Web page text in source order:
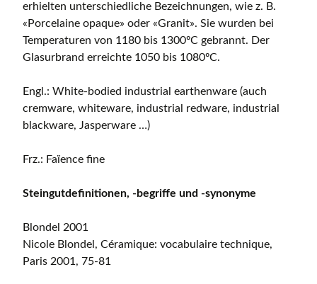
erhielten unterschiedliche Bezeichnungen, wie z. B.
«Porcelaine opaque» oder «Granit». Sie wurden bei
Temperaturen von 1180 bis 1300ºC gebrannt. Der
Glasurbrand erreichte 1050 bis 1080ºC.
Engl.: White-bodied industrial earthenware (auch
cremware, whiteware, industrial redware, industrial
blackware, Jasperware …)
Frz.: Faïence fine
Steingutdefinitionen, -begriffe und -synonyme
Blondel 2001
Nicole Blondel, Céramique: vocabulaire technique,
Paris 2001, 75-81